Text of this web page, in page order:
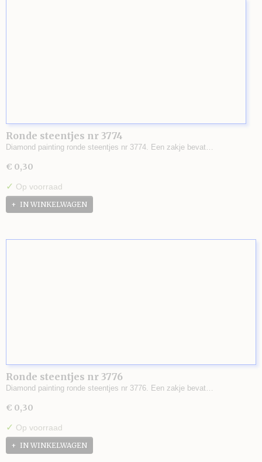
Ronde steentjes nr 3774
Diamond painting ronde steentjes nr 3774. Een zakje bevat…
€ 0,30
✓ Op voorraad
IN WINKELWAGEN
Ronde steentjes nr 3776
Diamond painting ronde steentjes nr 3776. Een zakje bevat…
€ 0,30
✓ Op voorraad
IN WINKELWAGEN